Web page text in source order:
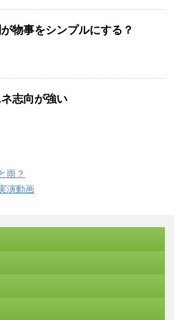
物事をシンプルにする？
志向が強い
雨？
演動画